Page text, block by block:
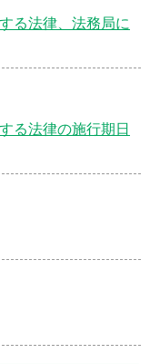
る法律、法務局に
る法律の施行期日